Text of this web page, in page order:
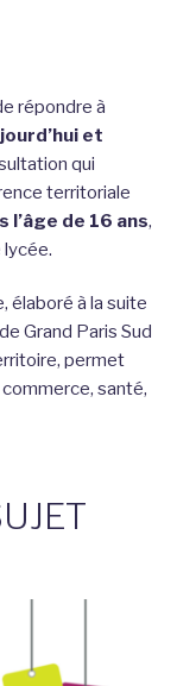
répondre à
et
qui
territoriale
l’âge de 16 ans,
élaboré à la suite
Grand Paris Sud
permet
santé,